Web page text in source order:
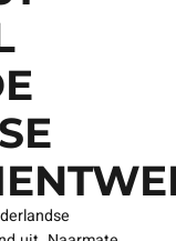
Het
hebben op het
hebben met
maakt.